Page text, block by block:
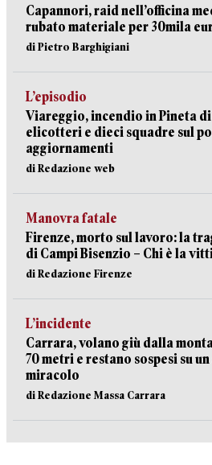
Capannori, raid nell’officina
rubato materiale per 30mila
di Pietro Barghigiani
L’episodio
Viareggio, incendio in Pineta
elicotteri e dieci squadre sul
aggiornamenti
di Redazione web
Manovra fatale
Firenze, morto sul lavoro: la
di Campi Bisenzio – Chi è la
di Redazione Firenze
L’incidente
Carrara, volano giù dalla
70 metri e restano sospesi su
miracolo
di Redazione Massa Carrara